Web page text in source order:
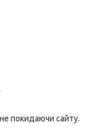
покидаючи сайту.